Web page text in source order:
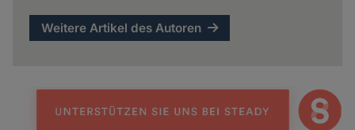
Weitere Artikel des Autoren